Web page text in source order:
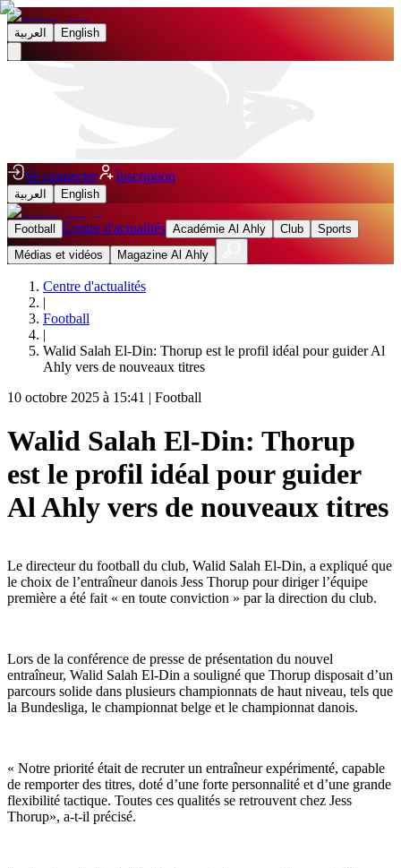
العربية English
Se connecter Inscription
العربية English
Football Centre d'actualités Académie Al Ahly Club
Sports
Médias et vidéos
Magazine Al Ahly
Centre d'actualités
|
Football
|
Walid Salah El-Din: Thorup est le profil idéal pour guider Al
Ahly vers de nouveaux titres
10 octobre 2025 à 15:41 | Football
Walid Salah El-Din: Thorup
est le profil idéal pour guider
Al Ahly vers de nouveaux titres
Le directeur du football du club, Walid Salah El-Din, a expliqué que
le choix de l’entraîneur danois Jess Thorup pour diriger l’équipe
première a été fait « en toute conviction » par la direction du club.
Lors de la conférence de presse de présentation du nouvel
entraîneur, Walid Salah El-Din a souligné que Thorup disposait d’un
parcours solide dans plusieurs championnats de haut niveau, tels que
la Bundesliga, le championnat belge et le championnat danois.
« Notre priorité était de recruter un entraîneur expérimenté, capable
de remporter des titres, doté d’une forte personnalité et d’une grande
flexibilité tactique. Toutes ces qualités se retrouvent chez Jess
Thorup», a-t-il précisé.